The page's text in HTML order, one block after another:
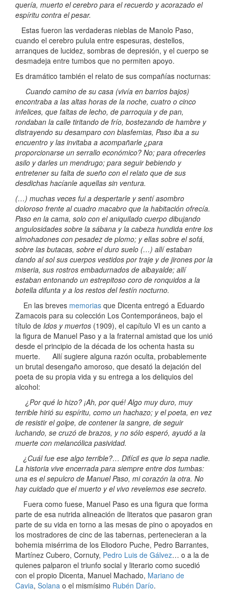
quería, muerto el cerebro para el recuerdo y acorazado el
espíritu contra el pesar.
Estas fueron las verdaderas nieblas de Manolo Paso,
cuando el cerebro pulula entre espesuras, destellos,
arranques de lucidez, sombras de depresión, y el cuerpo se
desmadeja entre tumbos que no permiten apoyo.
Es dramático también el relato de sus compañías nocturnas:
Cuando camino de su casa (vivía en barrios bajos)
encontraba a las altas horas de la noche, cuatro o cinco
infelices, que faltas de lecho, de parroquia y de pan,
rondaban la calle tiritando de frío, bostezando de hambre y
distrayendo su desamparo con blasfemias, Paso iba a su
encuentro y las invitaba a acompañarle ¿para
proporcionarse un serrallo económico? No; para ofrecerles
asilo y darles un mendrugo; para seguir bebiendo y
entretener su falta de sueño con el relato que de sus
desdichas hacíanle aquellas sin ventura.
(…) muchas veces fui a despertarle y sentí asombro
doloroso frente al cuadro macabro que la habitación ofrecía.
Paso en la cama, solo con el aniquilado cuerpo dibujando
angulosidades sobre la sábana y la cabeza hundida entre los
almohadones con pesadez de plomo; y ellas sobre el sofá,
sobre las butacas, sobre el duro suelo (…) allí estaban
dando al sol sus cuerpos vestidos por traje y de jirones por la
miseria, sus rostros embadurnados de albayalde; allí
estaban entonando un estrepitoso coro de ronquidos a la
botella difunta y a los restos del festín nocturno.
En las breves memorias que Dicenta entregó a Eduardo
Zamacois para su colección Los Contemporáneos, bajo el
título de Idos y muertos (1909), el capítulo VI es un canto a
la figura de Manuel Paso y a la fraternal amistad que los unió
desde el principio de la década de los ochenta hasta su
muerte. Allí sugiere alguna razón oculta, probablemente
un brutal desengaño amoroso, que desató la dejación del
poeta de su propia vida y su entrega a los deliquios del
alcohol:
¿Por qué lo hizo? ¡Ah, por qué! Algo muy duro, muy
terrible hirió su espíritu, como un hachazo; y el poeta, en vez
de resistir el golpe, de contener la sangre, de seguir
luchando, se cruzó de brazos, y no sólo esperó, ayudó a la
muerte con melancólica pasividad.
¿Cuál fue ese algo terrible?… Difícil es que lo sepa nadie.
La historia vive encerrada para siempre entre dos tumbas:
una es el sepulcro de Manuel Paso, mi corazón la otra. No
hay cuidado que el muerto y el vivo revelemos ese secreto.
Fuera como fuese, Manuel Paso es una figura que forma
parte de esa nutrida alineación de literatos que pasaron gran
parte de su vida en torno a las mesas de pino o apoyados en
los mostradores de cinc de las tabernas, pertenecieran a la
bohemia misérrima de los Eliodoro Puche, Pedro Barrantes,
Martínez Cubero, Cornuty, Pedro Luis de Gálvez… o a la de
quienes palparon el triunfo social y literario como sucedió
con el propio Dicenta, Manuel Machado, Mariano de
Cavia, Solana o el mismísimo Rubén Darío.